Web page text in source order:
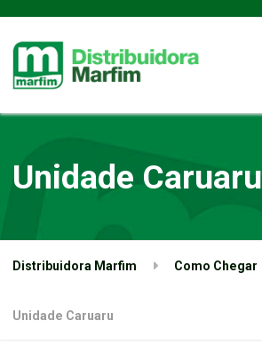
Unidade Caruaru
Distribuidora Marfim Como Chegar
Unidade Caruaru